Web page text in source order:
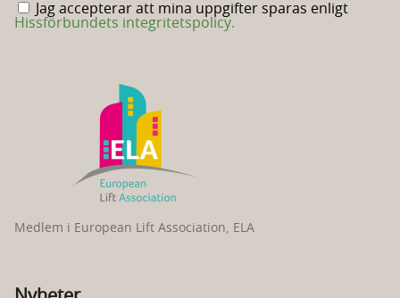
Medlem i European Lift Association, ELA
Jag accepterar att mina uppgifter sparas enligt
Hissförbundets integritetspolicy.